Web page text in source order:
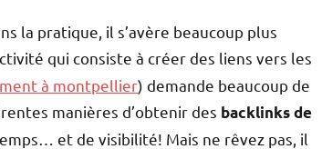
la pratique, il s’avère beaucoup plus
qui consiste à créer des liens vers les
à montpellier) demande beaucoup de
manières d’obtenir des backlinks de
et de visibilité! Mais ne rêvez pas, il